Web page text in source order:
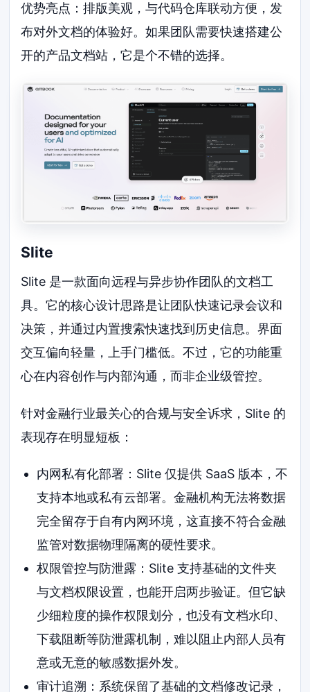
优势亮点：排版美观，与代码仓库联动方便，发
布对外文档的体验好。如果团队需要快速搭建公
开的产品文档站，它是个不错的选择。
Slite
Slite 是一款面向远程与异步协作团队的文档工
具。它的核心设计思路是让团队快速记录会议和
决策，并通过内置搜索快速找到历史信息。界面
交互偏向轻量，上手门槛低。不过，它的功能重
心在内容创作与内部沟通，而非企业级管控。
针对金融行业最关心的合规与安全诉求，Slite 的
表现存在明显短板：
内网私有化部署：Slite 仅提供 SaaS 版本，不
支持本地或私有云部署。金融机构无法将数据
完全留存于自有内网环境，这直接不符合金融
监管对数据物理隔离的硬性要求。
权限管控与防泄露：Slite 支持基础的文件夹
与文档权限设置，也能开启两步验证。但它缺
少细粒度的操作权限划分，也没有文档水印、
下载阻断等防泄露机制，难以阻止内部人员有
意或无意的敏感数据外发。
审计追溯：系统保留了基础的文档修改记录，